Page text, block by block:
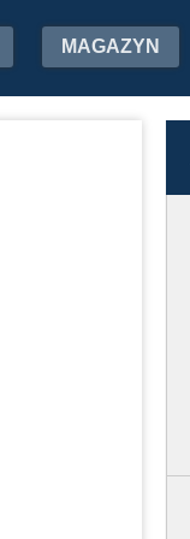
MAGAZYN